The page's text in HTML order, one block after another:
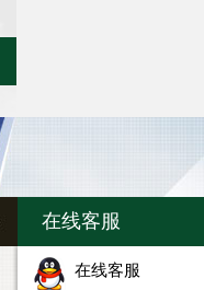
在线客服
在线客服